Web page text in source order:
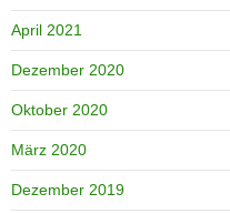
April 2021
Dezember 2020
Oktober 2020
März 2020
Dezember 2019